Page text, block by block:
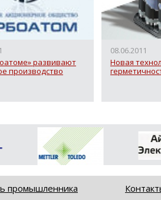
развивают
производство
08.06.2011
Новая
промышленника